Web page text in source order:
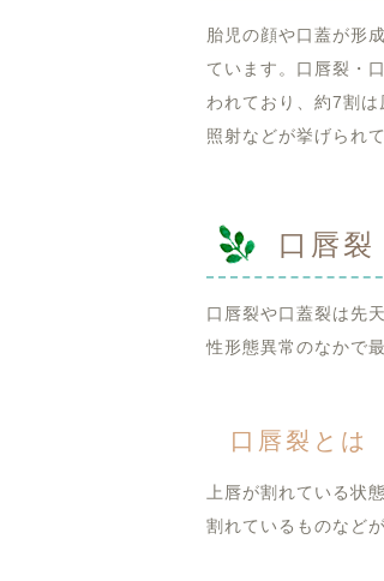
胎児の顔や口蓋が形
ています。口唇裂・
われており、約7割
照射などが挙げられ
口唇裂
口唇裂や口蓋裂は先
性形態異常のなかで
口唇裂とは
上唇が割れている状
割れているものなど